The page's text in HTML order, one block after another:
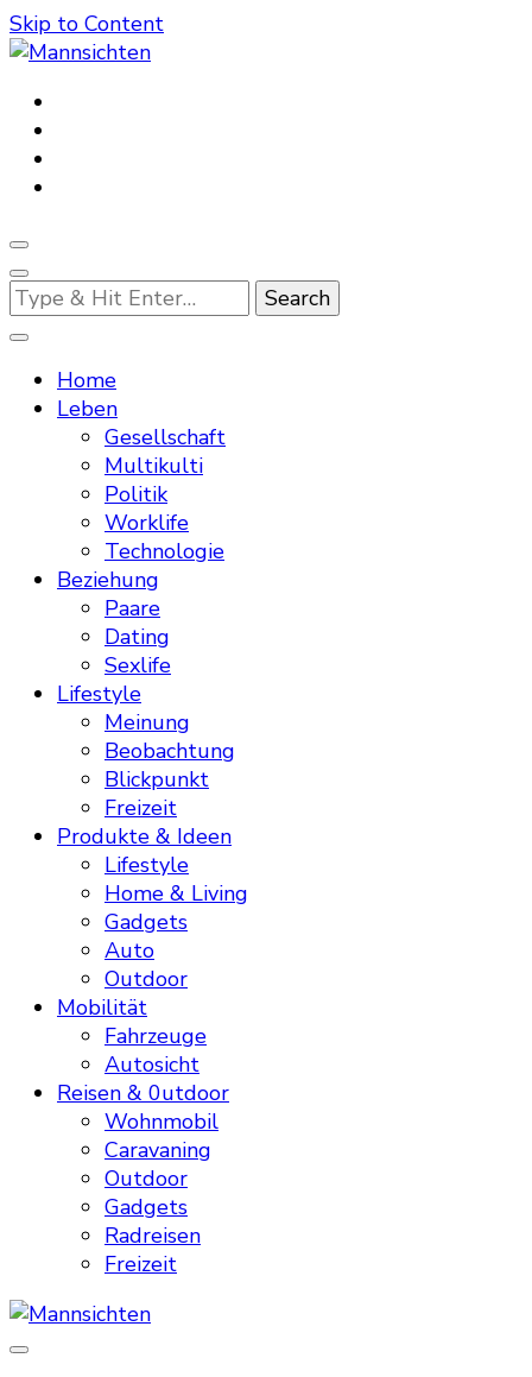
Skip to Content
Mannsichten
Was Männer wollen. Was Männer denken.
Looking
for
Something?
Home
Leben
Gesellschaft
Multikulti
Politik
Worklife
Technologie
Beziehung
Paare
Dating
Sexlife
Lifestyle
Meinung
Beobachtung
Blickpunkt
Freizeit
Produkte & Ideen
Lifestyle
Home & Living
Gadgets
Auto
Outdoor
Mobilität
Fahrzeuge
Autosicht
Reisen & 0utdoor
Wohnmobil
Caravaning
Outdoor
Gadgets
Radreisen
Freizeit
Mannsichten